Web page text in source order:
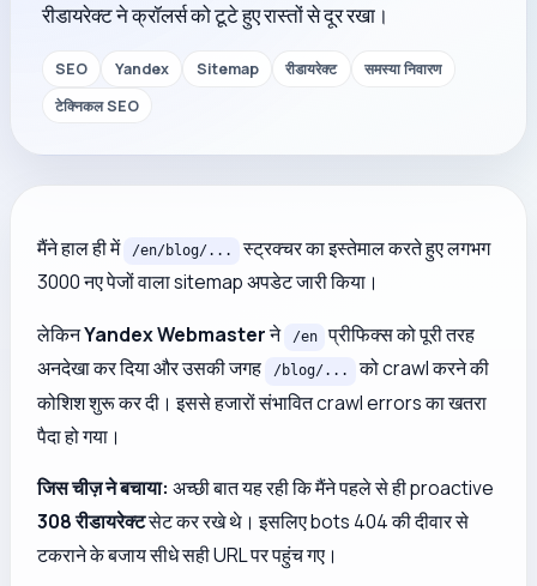
रीडायरेक्ट ने क्रॉलर्स को टूटे हुए रास्तों से दूर रखा।
SEO Yandex Sitemap रीडायरेक्ट
समस्या निवारण
टेक्निकल SEO
मैंने हाल ही में /en/blog/...
स्ट्रक्चर का इस्तेमाल करते हुए लगभग
3000 नए पेजों वाला sitemap अपडेट जारी किया।
लेकिनYandex Webmasterने /en प्रीफिक्स को पूरी तरह
अनदेखा कर दिया और उसकी जगह
/blog/...
को crawl करने की
कोशिश शुरू कर दी। इससे हजारों संभावित crawl errors का खतरा
पैदा हो गया।
जिस चीज़ ने बचाया: अच्छी बात यह रही कि मैंने पहले से ही proactive
308 रीडायरेक्टसेट कर रखे थे। इसलिए bots 404 की दीवार से
टकराने के बजाय सीधे सही URL पर पहुंच गए।